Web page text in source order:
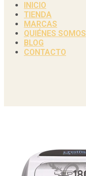
INICIO
TIENDA
MARCAS
QUIÉNES SOMOS
BLOG
CONTACTO